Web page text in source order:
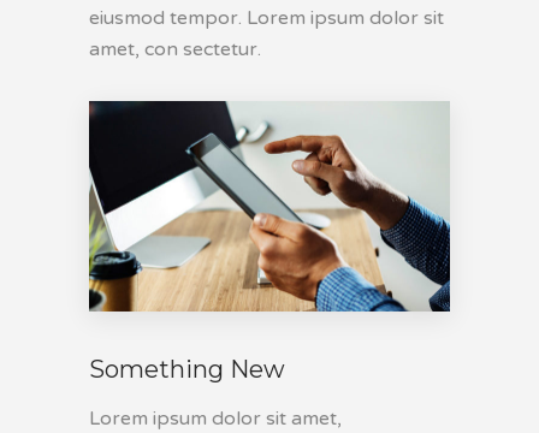
eiusmod tempor. Lorem ipsum dolor sit
amet, con sectetur.
Something New
Lorem ipsum dolor sit amet,